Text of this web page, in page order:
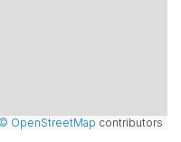
© OpenStreetMap contributors